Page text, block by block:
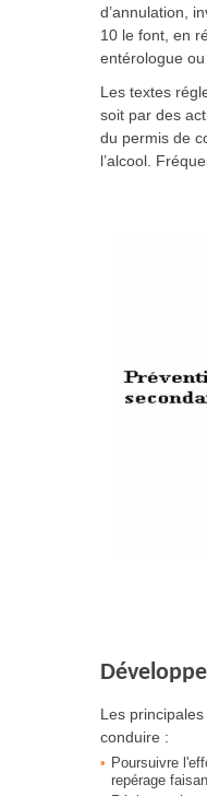
d’annulation,
10 le font, en
entérologue
Les textes
soit par des
du permis de
l’alcool.
Les
conduire :
Poursuivre
repérage